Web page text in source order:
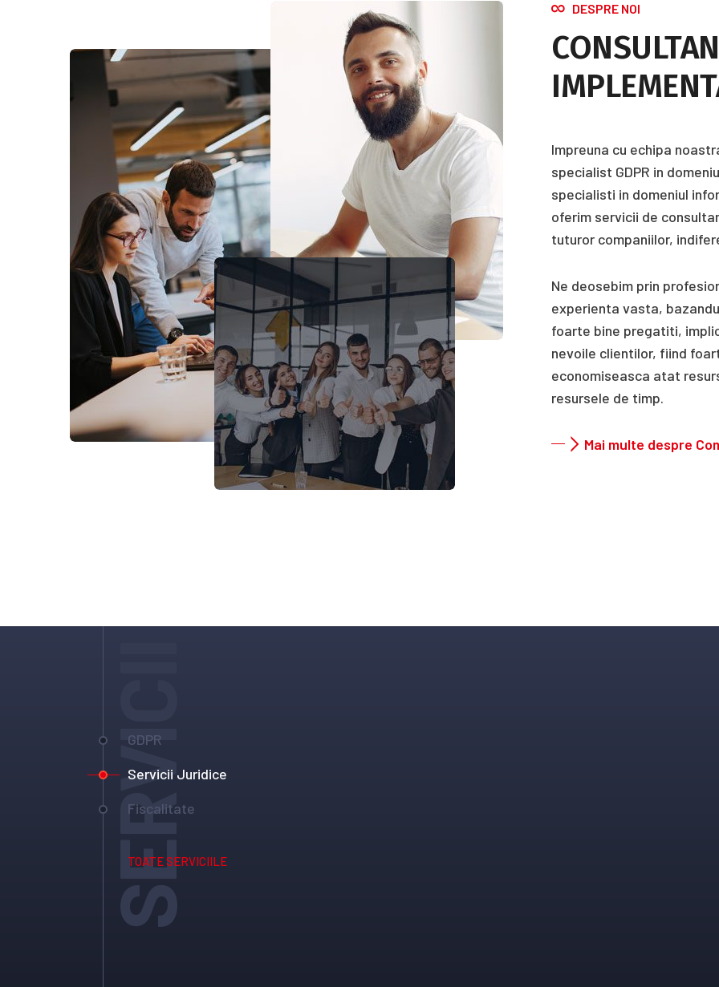
DESPRE NOI
Impreuna cu echipa
specialist GDPR in
specialisti in domeniul
oferim servicii de
tuturor companiilor,
Ne deosebim prin
experienta vasta,
foarte bine pregatiti,
nevoile clientilor, fiind
economiseasca atat
resursele de timp.
Mai multe despre
SERVICII
GDPR
Servicii Juridice
Fiscalitate
TOATE SERVICIILE